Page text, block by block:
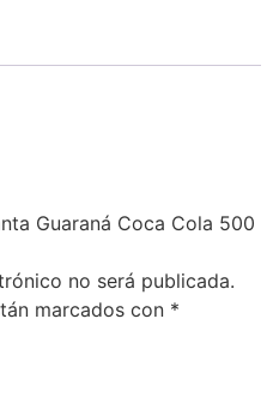
Guaraná Coca Cola 500
no será publicada.
marcados con *